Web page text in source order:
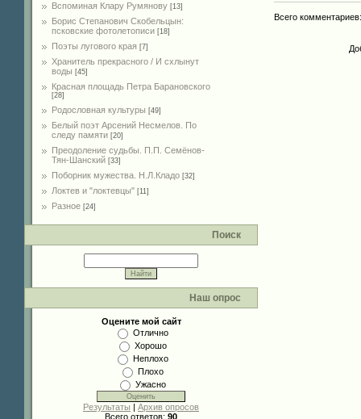
Вспоминая Клару Румянову [13]
Борис Степанович Скобельцын:
псковские фотолетописи [18]
Поэты лугового края [7]
Хранитель прекрасного / И схлынут
воды [45]
Красная площадь Петра Барановского
[28]
Родословная культуры [49]
Белый поэт Арсений Несмелов. По
следу памяти [20]
Преодоление судьбы. П.П. Семёнов-
Тян-Шанский [33]
Поборник мужества. Н.Л.Кладо [32]
Локтев и "локтевцы" [11]
Разное [24]
Поиск
Наш опрос
Оцените мой сайт
Отлично
Хорошо
Неплохо
Плохо
Ужасно
Результаты | Архив опросов
Всего ответов: 90
Всего комментариев